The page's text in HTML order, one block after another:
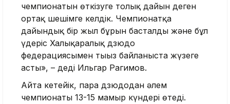
чемпионатын өткізуге толық дайын деген
ортақ шешімге келдік. Чемпионатқа
дайындық бір жыл бұрын басталды және бұл
үдеріс Халықаралық дзюдо
федерациясымен тығыз байланыста жүзеге
асты», – деді Ильгар Рагимов.
Айта кетейік, пара дзюдодан әлем
чемпионаты 13-15 мамыр күндері өтеді.